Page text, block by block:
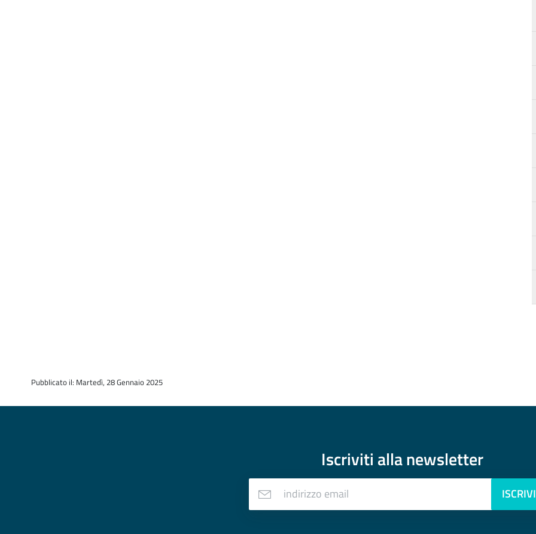
Pubblicato il: Martedì, 28 Gennaio 2025
Iscriviti allanewsletter
indirizzo email